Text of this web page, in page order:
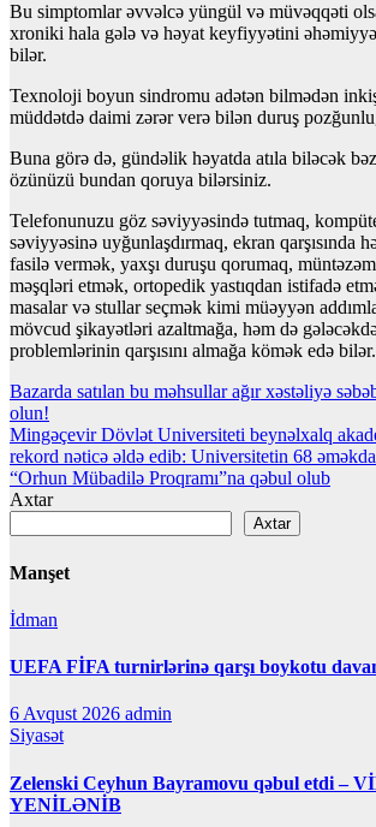
Bu simptomlar əvvəlcə yüngül və müvəqqəti
xroniki hala gələ və həyat keyfiyyətini
bilər.
Texnoloji boyun sindromu adətən bilmədən
müddətdə daimi zərər verə bilən duruş
Buna görə də, gündəlik həyatda atıla biləcək
özünüzü bundan qoruya bilərsiniz.
Telefonunuzu göz səviyyəsində tutmaq,
səviyyəsinə uyğunlaşdırmaq, ekran qarşısında
fasilə vermək, yaxşı duruşu qorumaq,
məşqləri etmək, ortopedik yastıqdan istifadə
masalar və stullar seçmək kimi müəyyən
mövcud şikayətləri azaltmağa, həm də
problemlərinin qarşısını almağa kömək edə bilər.
Yazı
naviqasiyası
Bazarda satılan bu məhsullar ağır xəstəliyə
olun!
Mingəçevir Dövlət Universiteti beynəlxalq
rekord nəticə əldə edib: Universitetin 68
“Orhun Mübadilə Proqramı”na qəbul olub
Axtar
Axtar
Manşet
İdman
UEFA FİFA turnirlərinə qarşı boykotu
6 Avqust 2026 admin
Siyasət
Zelenski Ceyhun Bayramovu qəbul etdi –
YENİLƏNİB